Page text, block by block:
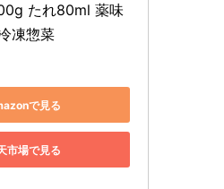
たれ80ml 薬味
凍惣菜
で見る
市場で見る